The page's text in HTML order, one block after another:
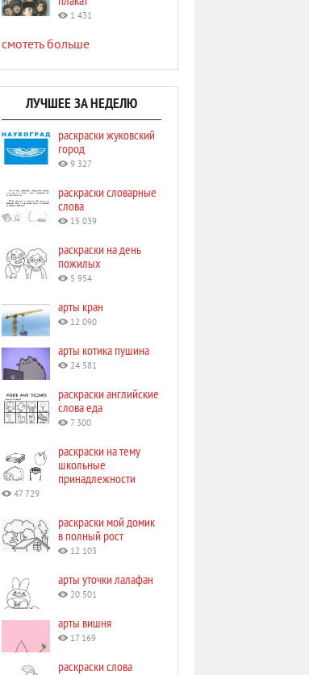
1 431
смотеть больше
ЛУЧШЕЕ ЗА НЕДЕЛЮ
раскраски жуковский
город
9 327
раскраски словарные
слова
15 039
раскраски на день
пожилых
5 954
арты кран
12 090
арты котика пушина
24 581
раскраски английские
слова еда
7 300
раскраски на тему
школьные
принадлежности
47 729
раскраски мой домик
в полный рост
12 103
арты уточки лалафан
20 501
арты вишня
17 169
раскраски слова